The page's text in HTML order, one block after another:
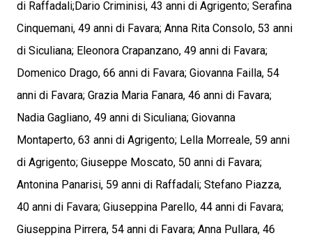
di Raffadali;Dario Criminisi, 43 anni di Agrigento; Serafina
Cinquemani, 49 anni di Favara; Anna Rita Consolo, 53 anni
di Siculiana; Eleonora Crapanzano, 49 anni di Favara;
Domenico Drago, 66 anni di Favara; Giovanna Failla, 54
anni di Favara; Grazia Maria Fanara, 46 anni di Favara;
Nadia Gagliano, 49 anni di Siculiana; Giovanna
Montaperto, 63 anni di Agrigento; Lella Morreale, 59 anni
di Agrigento; Giuseppe Moscato, 50 anni di Favara;
Antonina Panarisi, 59 anni di Raffadali; Stefano Piazza,
40 anni di Favara; Giuseppina Parello, 44 anni di Favara;
Giuseppina Pirrera, 54 anni di Favara; Anna Pullara, 46